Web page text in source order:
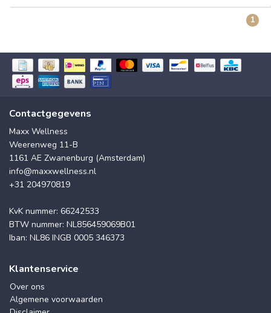
1
Contactgegevens
Maxx Wellness
Weerenweg 11-B
1161 AE Zwanenburg (Amsterdam)
info@maxxwellness.nl
+31 204970819
KvK nummer: 66242533
BTW nummer: NL856459069B01
Iban: NL86 INGB 0005 346373
Klantenservice
Over ons
Algemene voorwaarden